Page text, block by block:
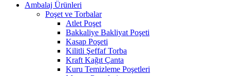
Ambalaj Ürünleri
Poşet ve Torbalar
Atlet Poşet
Bakkaliye Bakliyat Poşeti
Kasap Poşeti
Kilitli Şeffaf Torba
Kraft Kağıt Çanta
Kuru Temizleme Poşetleri